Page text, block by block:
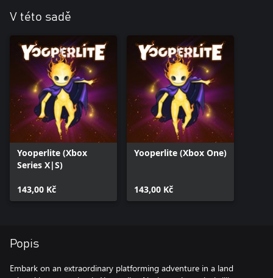
V této sadě
Yooperlite (Xbox
Series X|S)
143,00 Kč
Yooperlite (Xbox One)
143,00 Kč
Popis
Embark on an extraordinary platforming adventure in a land